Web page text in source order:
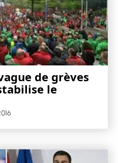
de grèves
le